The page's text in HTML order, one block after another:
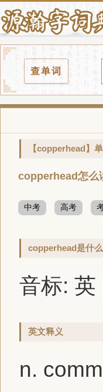
查单词
【copperhead】
copperhead怎么
中考 高考
copperhead是什
音标: 英
英文释义
n.